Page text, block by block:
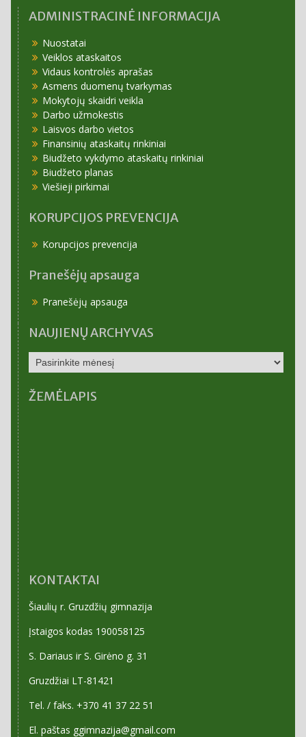
ADMINISTRACINĖ INFORMACIJA
Nuostatai
Veiklos ataskaitos
Vidaus kontrolės aprašas
Asmens duomenų tvarkymas
Mokytojų skaidri veikla
Darbo užmokestis
Laisvos darbo vietos
Finansinių ataskaitų rinkiniai
Biudžeto vykdymo ataskaitų rinkiniai
Biudžeto planas
Viešieji pirkimai
KORUPCIJOS PREVENCIJA
Korupcijos prevencija
Pranešėjų apsauga
Pranešėjų apsauga
NAUJIENŲ ARCHYVAS
NAUJIENŲ
ARCHYVAS
ŽEMĖLAPIS
KONTAKTAI
Šiaulių r. Gruzdžių gimnazija
Įstaigos kodas 190058125
S. Dariaus ir S. Girėno g. 31
Gruzdžiai LT-81421
Tel. / faks. +370 41 37 22 51
El. paštas ggimnazija@gmail.com